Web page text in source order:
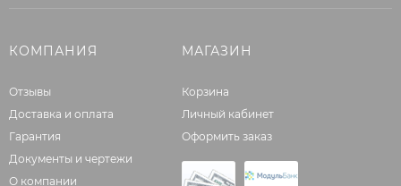
КОМПАНИЯ
Отзывы
Доставка и оплата
Гарантия
Документы и чертежи
О компании
МАГАЗИН
Корзина
Личный кабинет
Оформить заказ